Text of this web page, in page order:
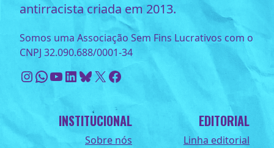
antirracista criada em 2013.
Somos uma Associação Sem Fins Lucrativos com o
CNPJ 32.090.688/0001-34
Instagram
WhatsApp
Youtube
LinkedIn
Bluesky
X Facebook
INSTITUCIONAL
Sobre nós
EDITORIAL
Linha editorial